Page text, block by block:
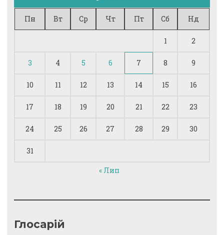
Пн Вт Ср Чт Пт Сб Нд
1 2
3 4 5 6 7 8 9
10 11 12 13 14 15 16
17 18 19 20 21 22 23
24 25 26 27 28 29 30
31
« Лип
Глосарій